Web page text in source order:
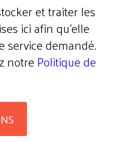
et traiter les
ici afin qu’elle
service demandé.
notrePolitique de